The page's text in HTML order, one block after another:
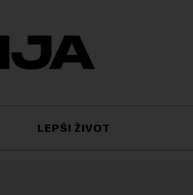
LEPŠI ŽIVOT